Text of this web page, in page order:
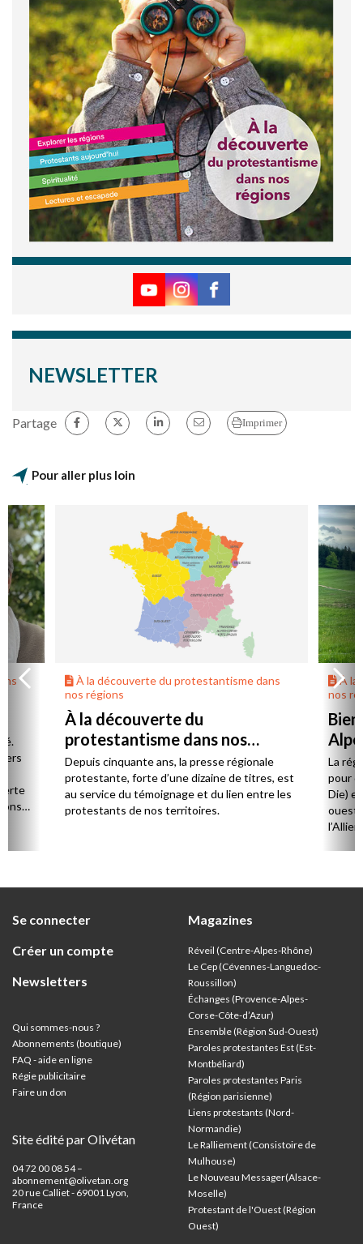
NEWSLETTER
Partage Imprimer
Pour aller plus loin
À la découverte du protestantisme dans
nos régions
À la découverte du
protestantisme dans nos
régions
Depuis cinquante ans, la presse régionale
protestante, forte d’une dizaine de titres, est
au service du témoignage et du lien entre les
protestants de nos territoires.
À la
nos
La
pour
Die)
ouest,
Se connecter
Créer un compte
Newsletters
Qui sommes-nous ?
Abonnements (boutique)
FAQ - aide en ligne
Régie publicitaire
Faire un don
Site édité par Olivétan
04 72 00 08 54 –
abonnement@olivetan.org
20 rue Calliet - 69001 Lyon,
France
Magazines
Réveil (Centre-Alpes-Rhône)
Le Cep (Cévennes-Languedoc-
Roussillon)
Échanges (Provence-Alpes-
Corse-Côte-d’Azur)
Ensemble (Région Sud-Ouest)
Paroles protestantes Est (Est-
Montbéliard)
Paroles protestantes Paris
(Région parisienne)
Liens protestants (Nord-
Normandie)
Le Ralliement (Consistoire de
Mulhouse)
Le Nouveau Messager(Alsace-
Moselle)
Protestant de l'Ouest (Région
Ouest)